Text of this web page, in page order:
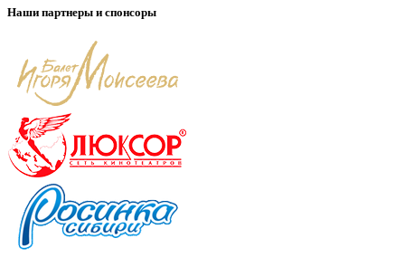
Наши партнеры и спонсоры